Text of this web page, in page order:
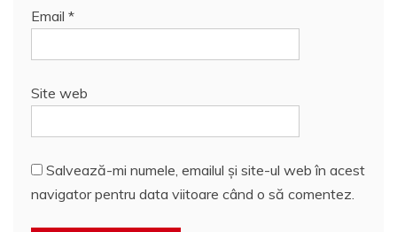
Email *
Site web
Salvează-mi numele, emailul și site-ul web în acest
navigator pentru data viitoare când o să comentez.